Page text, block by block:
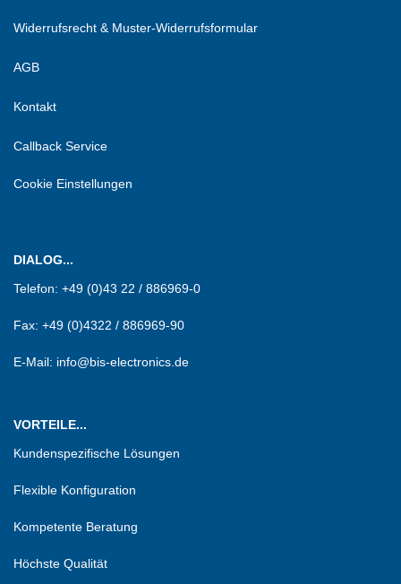
Widerrufsrecht & Muster-Widerrufsformular
AGB
Kontakt
Callback Service
Cookie Einstellungen
DIALOG...
Telefon: +49 (0)43 22 / 886969-0
Fax: +49 (0)4322 / 886969-90
E-Mail: info@bis-electronics.de
VORTEILE...
Kundenspezifische Lösungen
Flexible Konfiguration
Kompetente Beratung
Höchste Qualität